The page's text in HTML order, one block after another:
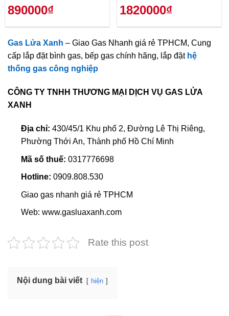
890000₫ 1820000₫
Gas Lửa Xanh – Giao Gas Nhanh giá rẻ TPHCM, Cung
cấp lắp đặt bình gas, bếp gas chính hãng, lắp đặt hệ
thống gas công nghiệp
CÔNG TY TNHH THƯƠNG MẠI DỊCH VỤ GAS LỬA
XANH
Địa chỉ: 430/45/1 Khu phố 2, Đường Lê Thị Riêng,
Phường Thới An, Thành phố Hồ Chí Minh
Mã số thuế: 0317776698
Hotline: 0909.808.530
Giao gas nhanh giá rẻ TPHCM
Web: www.gasluaxanh.com
Rate this post
Nội dung bài viết hiện